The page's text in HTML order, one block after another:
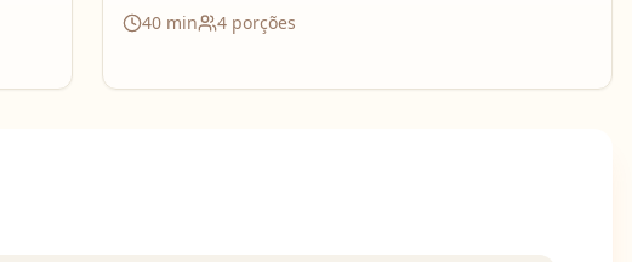
40min 4porções